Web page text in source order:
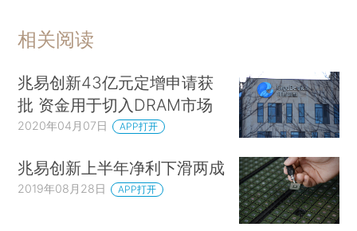
相关阅读
兆易创新43亿元定增申请获
批 资金用于切入DRAM市场
2020年04月07日 APP打开
兆易创新上半年净利下滑两成
2019年08月28日 APP打开